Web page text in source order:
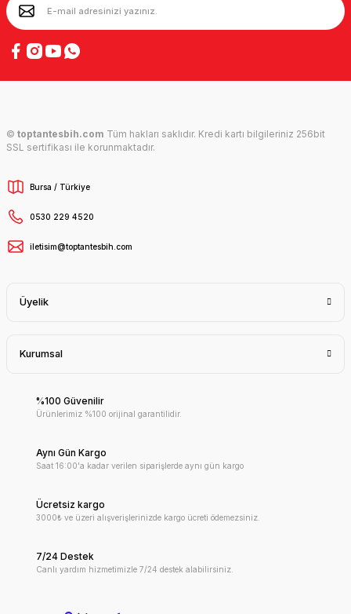
© toptantesbih.com Tüm hakları saklıdır. Kredi kartı bilgileriniz 256bit
SSL sertifikası ile korunmaktadır.
Bursa / Türkiye
0530 229 4520
iletisim@toptantesbih.com
Üyelik
Kurumsal
%100 Güvenilir
Ürünlerimiz %100 orijinal garantilidir.
Aynı Gün Kargo
Saat 16:00'a kadar verilen siparişlerde aynı gün kargo
Ücretsiz kargo
3000₺ ve üzeri alışverişlerinizde kargo ücreti ödemezsiniz.
7/24 Destek
Canlı yardım hizmetimizle 7/24 destek alabilirsiniz.